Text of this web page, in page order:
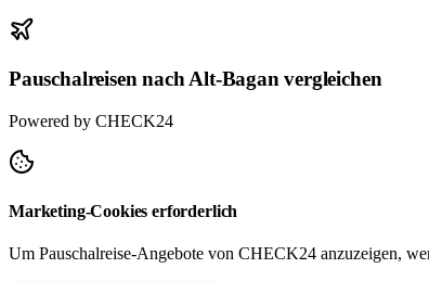
Pauschalreisen nach Alt-Bagan vergleichen
Powered by CHECK24
Marketing-Cookies erforderlich
Um Pauschalreise-Angebote von CHECK24 anzuzeigen,